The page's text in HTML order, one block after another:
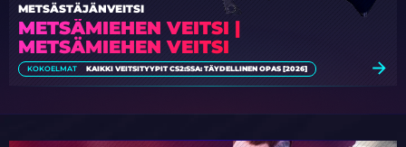
METSÄMIEHEN VEITSI |
METSÄMIEHEN VEITSI
METSÄSTÄJÄNVEITSI
KOKOELMAT KAIKKI VEITSITYYPIT CS2:SSA: TÄYDELLINEN OPAS [2026]